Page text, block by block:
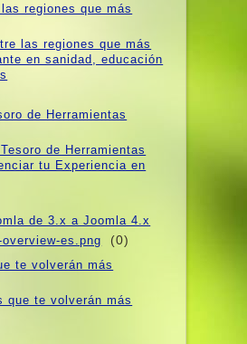
regiones que más
de Herramientas
de 3.x a Joomla 4.x
(0)
te volverán más